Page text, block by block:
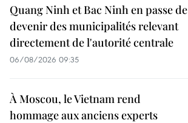
Quang Ninh et Bac Ninh en passe de
devenir des municipalités relevant
directement de l'autorité centrale
06/08/2026 09:35
À Moscou, le Vietnam rend
hommage aux anciens experts